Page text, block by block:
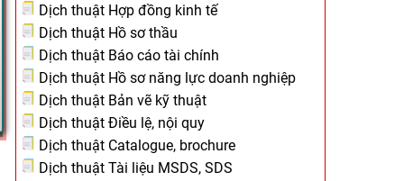
Dịch thuật Hợp đồng kinh tế
Dịch thuật Hồ sơ thầu
Dịch thuật Báo cáo tài chính
Dịch thuật Hồ sơ năng lực doanh nghiệp
Dịch thuật Bản vẽ kỹ thuật
Dịch thuật Điều lệ, nội quy
Dịch thuật Catalogue, brochure
Dịch thuật Tài liệu MSDS, SDS